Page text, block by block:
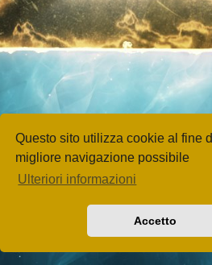
Questo sito utilizza cookie al fine
migliore navigazione possibile
Ulteriori informazioni
Accetto